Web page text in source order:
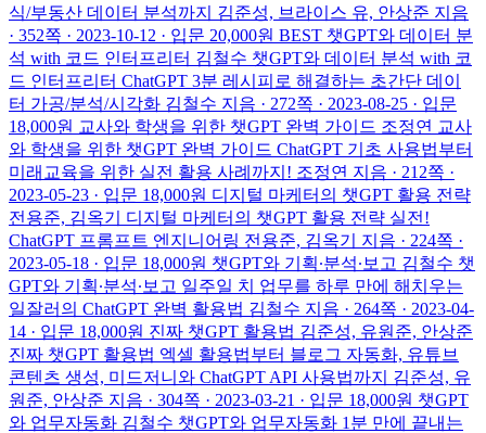
식/부동산 데이터 분석까지
김준성, 브라이스 유, 안상준 지음
· 352쪽 · 2023-10-12 · 입문 20,000원 BEST 챗GPT와 데이터 분
석 with 코드 인터프리터 김철수 챗GPT와 데이터 분석 with 코
드 인터프리터 ChatGPT 3분 레시피로 해결하는 초간단 데이
터 가공/분석/시각화 김철수 지음 · 272쪽 · 2023-08-25 · 입문
18,000원 교사와 학생을 위한 챗GPT 완벽 가이드 조정연 교사
와 학생을 위한 챗GPT 완벽 가이드 ChatGPT 기초 사용법부터
미래교육을 위한 실전 활용 사례까지! 조정연 지음 · 212쪽 ·
2023-05-23 · 입문 18,000원 디지털 마케터의 챗GPT 활용 전략
전용준, 김옥기
디지털 마케터의 챗GPT 활용 전략 실전!
ChatGPT 프롬프트 엔지니어링 전용준, 김옥기 지음 · 224쪽 ·
2023-05-18 · 입문 18,000원 챗GPT와 기획∙분석∙보고 김철수 챗
GPT와 기획∙분석∙보고 일주일 치 업무를 하루 만에 해치우는
일잘러의 ChatGPT 완벽 활용법 김철수 지음 · 264쪽 · 2023-04-
14 · 입문 18,000원 진짜 챗GPT 활용법 김준성, 유원준, 안상준
진짜 챗GPT 활용법 엑셀 활용법부터 블로그 자동화, 유튜브
콘텐츠 생성, 미드저니와 ChatGPT API 사용법까지 김준성, 유
원준, 안상준 지음 · 304쪽 · 2023-03-21 · 입문 18,000원 챗GPT
와 업무자동화 김철수 챗GPT와 업무자동화 1분 만에 끝내는